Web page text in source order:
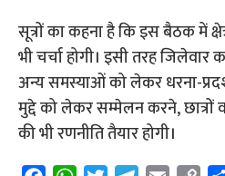
सूत्रों का कहना है कि इस बैठक में
भी चर्चा होगी। इसी तरह जिलेवार
अन्य समस्याओं को लेकर धरना-
मुद्दे को लेकर सम्मेलन करने,
की भी रणनीति तैयार होगी।